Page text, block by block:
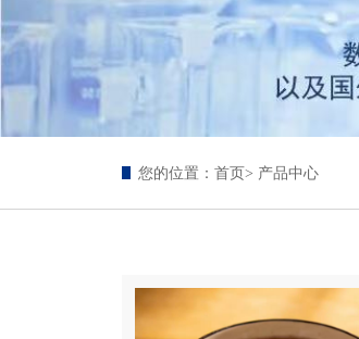
您的位置： 首页> 产品中心